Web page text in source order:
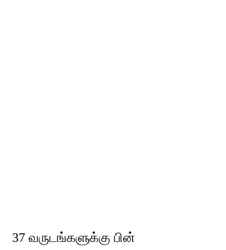
37 வருடங்களுக்கு பின்